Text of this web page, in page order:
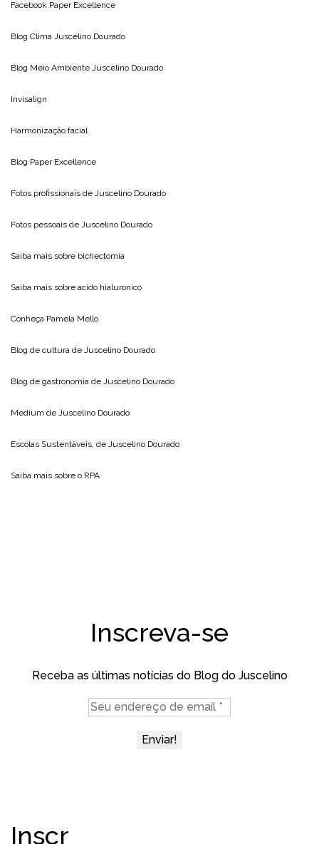
Facebook Paper Excellence
Blog Clima Juscelino Dourado
Blog Meio Ambiente Juscelino Dourado
Invisalign
Harmonização facial
Blog Paper Excellence
Fotos profissionais de Juscelino Dourado
Fotos pessoais de Juscelino Dourado
Saiba mais sobre bichectomia
Saiba mais sobre acido hialuronico
Conheça Pamela Mello
Blog de cultura de Juscelino Dourado
Blog de gastronomia de Juscelino Dourado
Medium de Juscelino Dourado
Escolas Sustentáveis, de Juscelino Dourado
Saiba mais sobre o RPA
Inscreva-se
Receba as últimas notícias do Blog do Juscelino
Inscr